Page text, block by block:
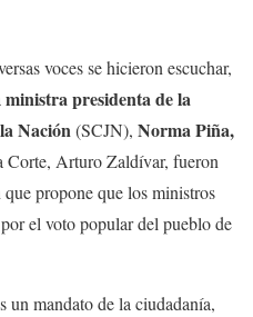
voces se hicieron escuchar,
ministra presidenta de la
Nación(SCJN), Norma Piña,
Corte, Arturo Zaldívar, fueron
propone que los ministros
el voto popular del pueblo de
un mandato de la ciudadanía,